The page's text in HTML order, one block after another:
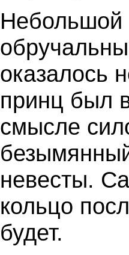
Небольшой
оказалось
принц был
смысле
невесты.
кольцо
будет.